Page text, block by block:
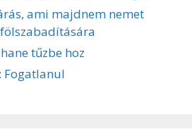
ami majdnem nemet
tűzbe hoz
Fogatlanul